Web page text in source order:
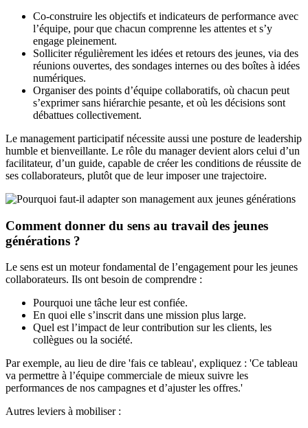
Co-construire les objectifs et indicateurs de performance avec
l’équipe, pour que chacun comprenne les attentes et s’y
engage pleinement.
Solliciter régulièrement les idées et retours des jeunes, via des
réunions ouvertes, des sondages internes ou des boîtes à idées
numériques.
Organiser des points d’équipe collaboratifs, où chacun peut
s’exprimer sans hiérarchie pesante, et où les décisions sont
débattues collectivement.
Le management participatif nécessite aussi une posture de leadership
humble et bienveillante. Le rôle du manager devient alors celui d’un
facilitateur, d’un guide, capable de créer les conditions de réussite de
ses collaborateurs, plutôt que de leur imposer une trajectoire.
Comment donner du sens au travail des jeunes
générations ?
Le sens est un moteur fondamental de l’engagement pour les jeunes
collaborateurs. Ils ont besoin de comprendre :
Pourquoi une tâche leur est confiée.
En quoi elle s’inscrit dans une mission plus large.
Quel est l’impact de leur contribution sur les clients, les
collègues ou la société.
Par exemple, au lieu de dire 'fais ce tableau', expliquez : 'Ce tableau
va permettre à l’équipe commerciale de mieux suivre les
performances de nos campagnes et d’ajuster les offres.'
Autres leviers à mobiliser :